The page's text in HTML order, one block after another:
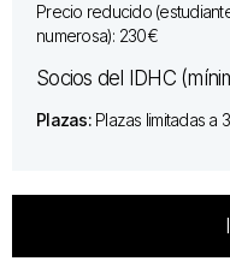
Precio reducido
numerosa): 230€
Socios del IDHC
Plazas: Plazas limitadas a